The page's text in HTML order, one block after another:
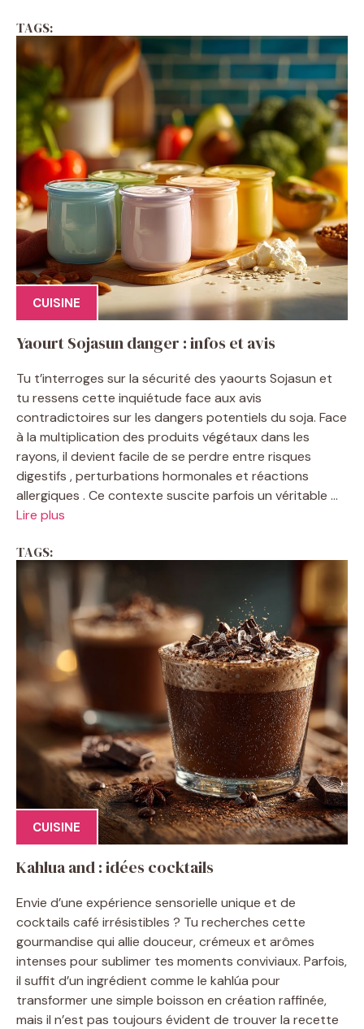
TAGS:
CUISINE
Yaourt Sojasun danger : infos et avis
Tu t’interroges sur la sécurité des yaourts Sojasun et
tu ressens cette inquiétude face aux avis
contradictoires sur les dangers potentiels du soja. Face
à la multiplication des produits végétaux dans les
rayons, il devient facile de se perdre entre risques
digestifs , perturbations hormonales et réactions
allergiques . Ce contexte suscite parfois un véritable ...
Lire plus
TAGS:
CUISINE
Kahlua and : idées cocktails
Envie d’une expérience sensorielle unique et de
cocktails café irrésistibles ? Tu recherches cette
gourmandise qui allie douceur, crémeux et arômes
intenses pour sublimer tes moments conviviaux. Parfois,
il suffit d’un ingrédient comme le kahlúa pour
transformer une simple boisson en création raffinée,
mais il n’est pas toujours évident de trouver la recette